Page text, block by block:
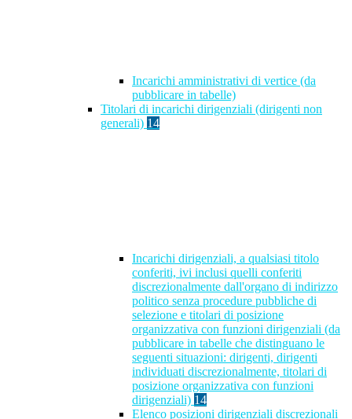
Incarichi amministrativi di vertice (da
pubblicare in tabelle)
Titolari di incarichi dirigenziali (dirigenti non
generali) 14
Incarichi dirigenziali, a qualsiasi titolo
conferiti, ivi inclusi quelli conferiti
discrezionalmente dall'organo di indirizzo
politico senza procedure pubbliche di
selezione e titolari di posizione
organizzativa con funzioni dirigenziali (da
pubblicare in tabelle che distinguano le
seguenti situazioni: dirigenti, dirigenti
individuati discrezionalmente, titolari di
posizione organizzativa con funzioni
dirigenziali) 14
Elenco posizioni dirigenziali discrezionali